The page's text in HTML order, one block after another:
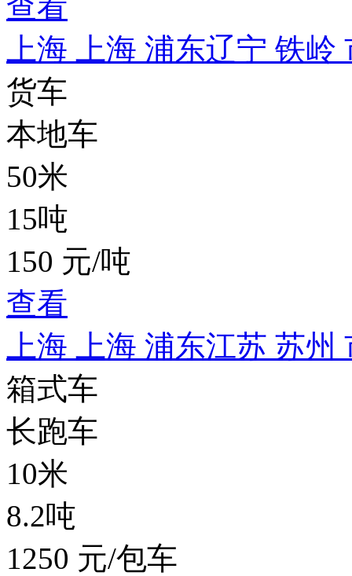
上海 上海 浦东辽宁 铁岭
货车
本地车
50米
15吨
150 元/吨
查看
上海 上海 浦东江苏 苏州
箱式车
长跑车
10米
8.2吨
1250 元/包车